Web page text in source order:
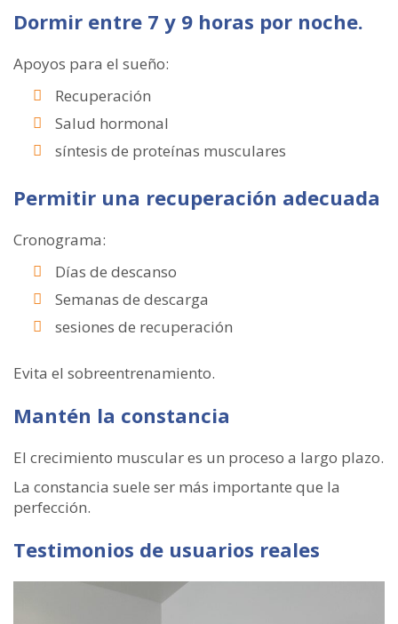
Dormir entre 7 y 9 horas por noche.
Apoyos para el sueño:
Recuperación
Salud hormonal
síntesis de proteínas musculares
Permitir una recuperación adecuada
Cronograma:
Días de descanso
Semanas de descarga
sesiones de recuperación
Evita el sobreentrenamiento.
Mantén la constancia
El crecimiento muscular es un proceso a largo plazo.
La constancia suele ser más importante que la
perfección.
Testimonios de usuarios reales